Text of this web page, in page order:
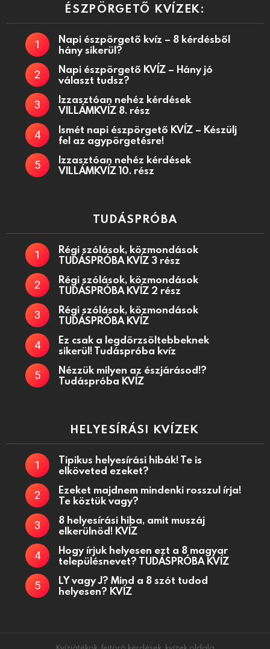
ÉSZPÖRGETŐ KVÍZEK:
Napi észpörgető kvíz – 8 kérdésből
hány sikerül?
Napi észpörgető KVÍZ – Hány jó
választ tudsz?
Izzasztóan nehéz kérdések
VILLÁMKVÍZ 8. rész
Ismét napi észpörgető KVÍZ – Készülj
fel az agypörgetésre!
Izzasztóan nehéz kérdések
VILLÁMKVÍZ 10. rész
TUDÁSPRÓBA
Régi szólások, közmondások
TUDÁSPRÓBA KVÍZ 3 rész
Régi szólások, közmondások
TUDÁSPRÓBA KVÍZ 2 rész
Régi szólások, közmondások
TUDÁSPRÓBA KVÍZ
Ez csak a legdörzsöltebbeknek
sikerül! Tudáspróba kvíz
Nézzük milyen az észjárásod!?
Tudáspróba KVÍZ
HELYESÍRÁSI KVÍZEK
Tipikus helyesírási hibák! Te is
elköveted ezeket?
Ezeket majdnem mindenki rosszul írja!
Te köztük vagy?
8 helyesírási hiba, amit muszáj
elkerülnöd! KVÍZ
Hogy írjuk helyesen ezt a 8 magyar
településnevet? TUDÁSPRÓBA KVÍZ
LY vagy J? Mind a 8 szót tudod
helyesen? KVÍZ